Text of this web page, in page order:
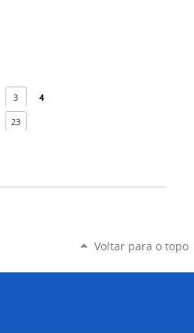
3 4
23
Voltar para o topo